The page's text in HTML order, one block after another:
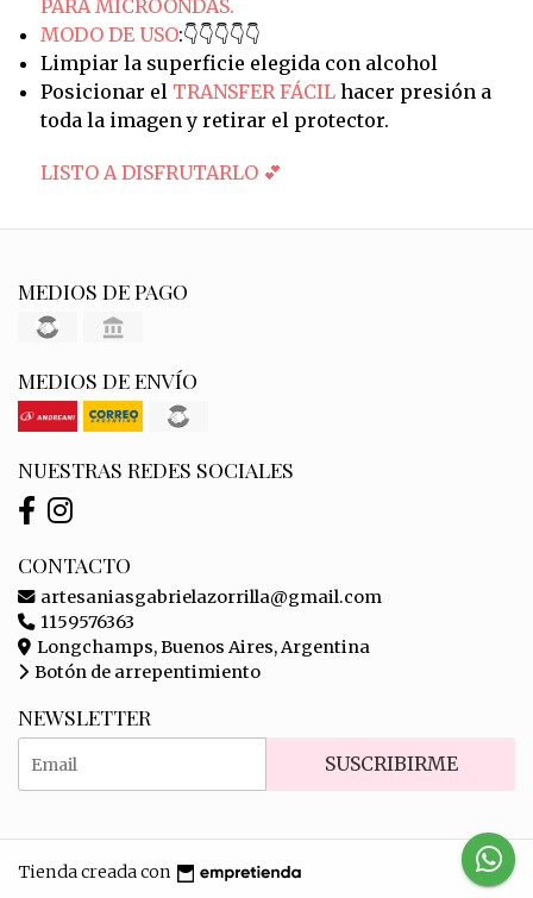
PARA MICROONDAS.
MODO DE USO:👇👇👇👇👇
Limpiar la superficie elegida con alcohol
Posicionar el TRANSFER FÁCILhacer presión a
toda la imagen y retirar el protector.
LISTO A DISFRUTARLO 💕
MEDIOS DE PAGO
MEDIOS DE ENVÍO
NUESTRAS REDES SOCIALES
CONTACTO
artesaniasgabrielazorrilla@gmail.com
1159576363
Longchamps, Buenos Aires, Argentina
Botón de arrepentimiento
NEWSLETTER
SUSCRIBIRME
Tienda creada con